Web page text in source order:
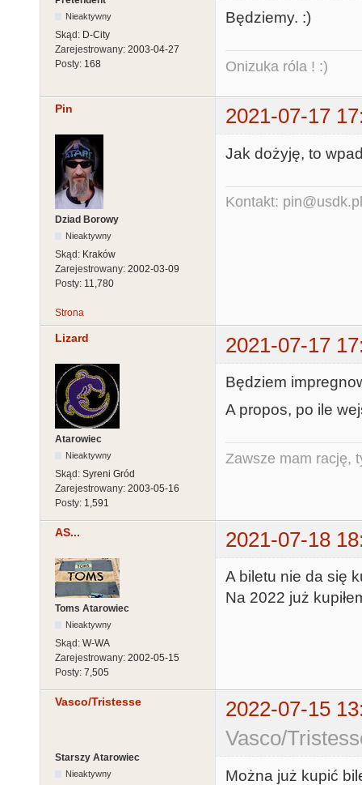
Nieaktywny
Skąd: D-City
Zarejestrowany: 2003-04-27
Posty: 168
Będziemy. :)
Onizuka róla ! :)
Pin 2021-07-17
Dziad Borowy
Nieaktywny
Skąd: Kraków
Zarejestrowany: 2002-03-09
Posty: 11,780
Jak dożyję, to
Kontakt: pin@usdk.pl
Strona
Lizard 2021-07-17
Atarowiec
Nieaktywny
Skąd: Syreni Gród
Zarejestrowany: 2003-05-16
Posty: 1,591
Będziem
A propos, po ile
Zawsze mam rację,
AS... 2021-07-18
Toms Atarowiec
Nieaktywny
Skąd: W-WA
Zarejestrowany: 2002-05-15
Posty: 7,505
A biletu nie da się
Na 2022 już
Vasco/Tristesse
2022-07-15
Vasco/
Starszy Atarowiec
Nieaktywny
Można już kupić